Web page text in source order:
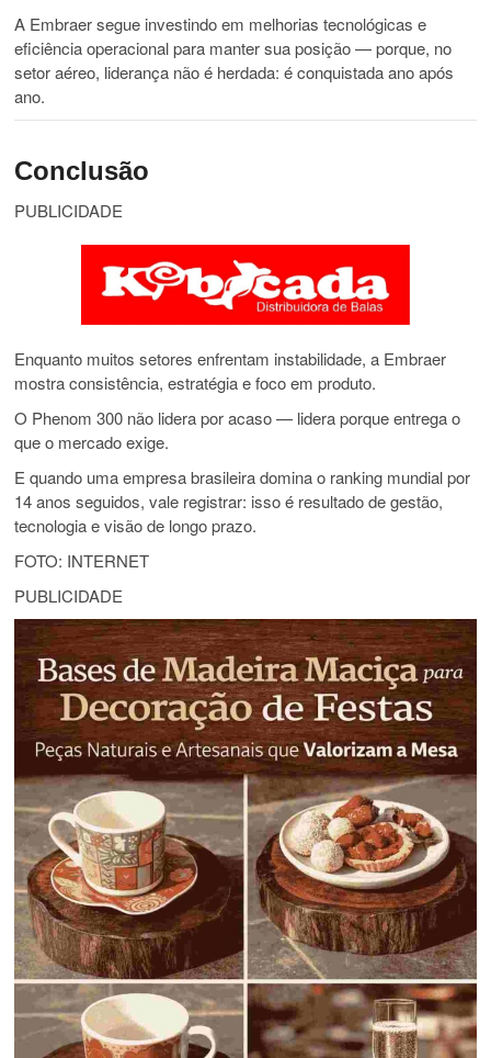
A Embraer segue investindo em melhorias tecnológicas e
eficiência operacional para manter sua posição — porque, no
setor aéreo, liderança não é herdada: é conquistada ano após
ano.
Conclusão
PUBLICIDADE
Enquanto muitos setores enfrentam instabilidade, a Embraer
mostra consistência, estratégia e foco em produto.
O Phenom 300 não lidera por acaso — lidera porque entrega o
que o mercado exige.
E quando uma empresa brasileira domina o ranking mundial por
14 anos seguidos, vale registrar: isso é resultado de gestão,
tecnologia e visão de longo prazo.
FOTO: INTERNET
PUBLICIDADE